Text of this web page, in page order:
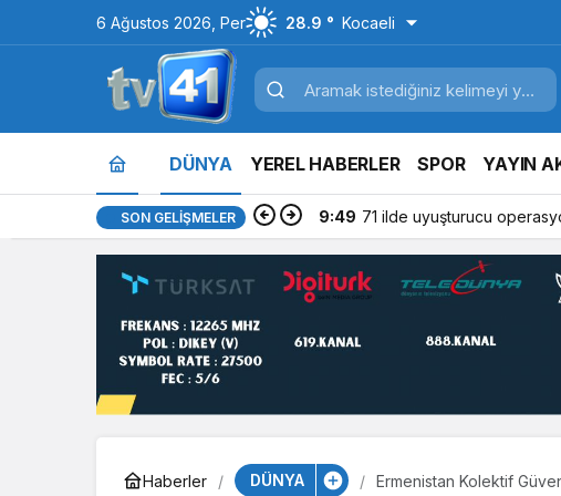
6 Ağustos 2026, Per 28.9 ° Kocaeli
DÜNYA YEREL HABERLER SPOR YAYIN
SON GELIŞMELER 9:49 71 ilde uyuşturucu
Haberler DÜNYA Ermenistan Kolektif